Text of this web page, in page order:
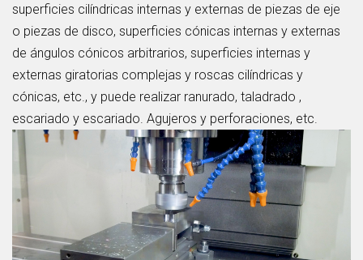
superficies cilíndricas internas y externas de piezas de eje
o piezas de disco, superficies cónicas internas y externas
de ángulos cónicos arbitrarios, superficies internas y
externas giratorias complejas y roscas cilíndricas y
cónicas, etc., y puede realizar ranurado, taladrado ,
escariado y escariado. Agujeros y perforaciones, etc.